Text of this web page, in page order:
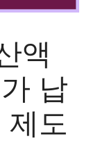
액
납
제도